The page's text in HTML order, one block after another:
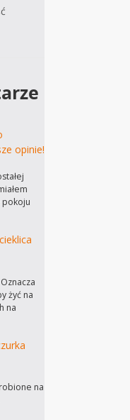
opinie!
pokoju
żyć na
na
na